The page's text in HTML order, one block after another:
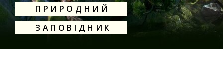
ПРИРОДНИЙ
ЗАПОВІДНИК